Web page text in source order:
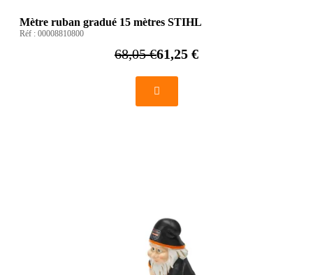
Mètre ruban gradué 15 mètres STIHL
Réf : 00008810800
68,05 €61,25 €